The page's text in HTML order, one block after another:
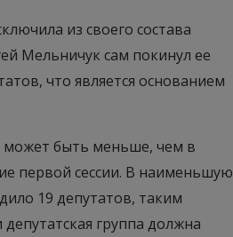
из своего состава
Мельничук сам покинул ее
что является основанием
может быть меньше, чем в
первой сессии. В наименьшую
19 депутатов, таким
группа должна